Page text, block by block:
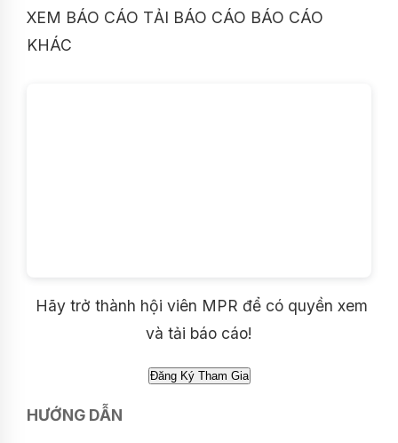
XEM BÁO CÁO TẢI BÁO CÁO BÁO CÁO
KHÁC
Hãy trở thành hội viên MPR để có quyền xem
và tải báo cáo!
HƯỚNG DẪN